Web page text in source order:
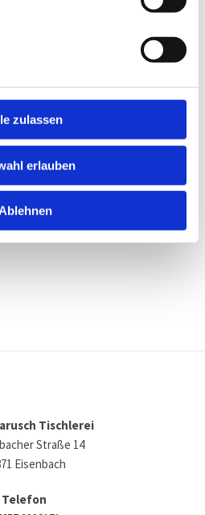
zulassen
erlauben
Cookies, um diese
Tischlerei
Straße 14
Eisenbach
Telefon